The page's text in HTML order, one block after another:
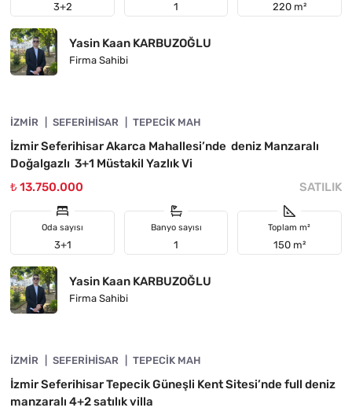
3+2 1 220 m²
Yasin Kaan KARBUZOĞLU
Firma Sahibi
ÖNE ÇIKAN
İZMIR SEFERIHISAR TEPECIK MAH
İzmir Seferihisar Akarca Mahallesi’nde deniz Manzaralı
Doğalgazlı 3+1 Müstakil Yazlık Vi
₺ 13.750.000
SATILIK
Oda sayısı
3+1
Banyo sayısı
1
Toplam m²
150 m²
Yasin Kaan KARBUZOĞLU
Firma Sahibi
ÖNE ÇIKAN
İZMIR SEFERIHISAR TEPECIK MAH
İzmir Seferihisar Tepecik Güneşli Kent Sitesi’nde full deniz
manzaralı 4+2 satılık villa